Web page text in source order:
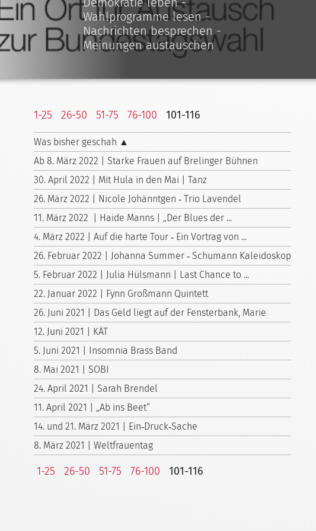
Wahlprogramme lesen -
Nachrichten besprechen -
Meinungen austauschen
1-25 26-50 51-75 76-100 101-116
Was bisher geschah ▲
Ab 8. März 2022 | Starke Frauen auf Brelinger Bühnen
30. April 2022 | Mit Hula in den Mai | Tanz
26. März 2022 | Nicole Johänntgen ‑ Trio Lavendel
11. März 2022 | Haide Manns | „Der Blues der ...
4. März 2022 | Auf die harte Tour ‑ Ein Vortrag von ...
26. Februar 2022 | Johanna Summer ‑ Schumann Kaleidoskop
5. Februar 2022 | Julia Hülsmann | Last Chance to ...
22. Januar 2022 | Fynn Großmann Quintett
26. Juni 2021 | Das Geld liegt auf der Fensterbank, Marie
12. Juni 2021 | KÄT
5. Juni 2021 | Insomnia Brass Band
8. Mai 2021 | SOBI
24. April 2021 | Sarah Brendel
11. April 2021 | „Ab ins Beet“
14. und 21. März 2021 | Ein‑Druck‑Sache
8. März 2021 | Weltfrauentag
1-25 26-50 51-75 76-100 101-116